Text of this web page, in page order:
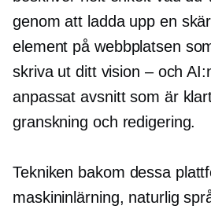
genom att ladda upp en
element på webbplatsen
skriva ut ditt vision – och
anpassat avsnitt som är
granskning och redigering.
Tekniken bakom dessa
maskininlärning, naturlig